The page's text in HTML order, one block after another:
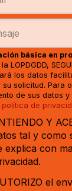
básica en
LOPDGDD,
los datos
su solicitud. Para
de sus datos
política de
Y
tal y como
explica con
el